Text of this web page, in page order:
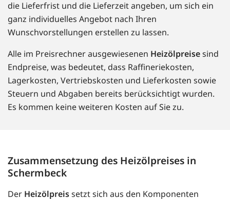
die Lieferfrist und die Lieferzeit angeben, um sich ein
ganz individuelles Angebot nach Ihren
Wunschvorstellungen erstellen zu lassen.
Alle im Preisrechner ausgewiesenen Heizölpreisesind
Endpreise, was bedeutet, dass Raffineriekosten,
Lagerkosten, Vertriebskosten und Lieferkosten sowie
Steuern und Abgaben bereits berücksichtigt wurden.
Es kommen keine weiteren Kosten auf Sie zu.
Zusammensetzung des Heizölpreises in
Schermbeck
Der Heizölpreissetzt sich aus den Komponenten